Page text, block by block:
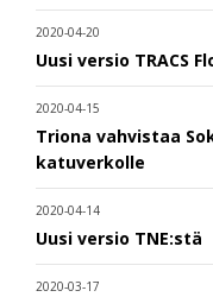
2020-04-20
Uusi versio TRACS
2020-04-15
Triona vahvistaa
katuverkolle
2020-04-14
Uusi versio TNE:stä
2020-03-17